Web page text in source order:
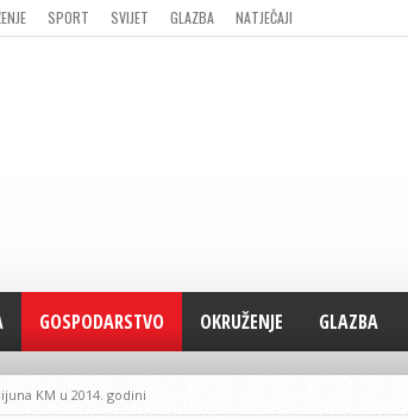
SPORT SVIJET GLAZBA
NATJEČAJI
GOSPODARSTVO OKRUŽENJE GLAZBA
KM u 2014. godini